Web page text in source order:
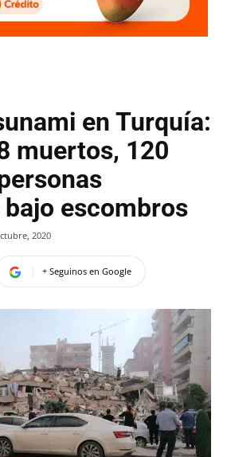
en Turquía:
muertos, 120
escombros
2020
+ Seguinos en Google